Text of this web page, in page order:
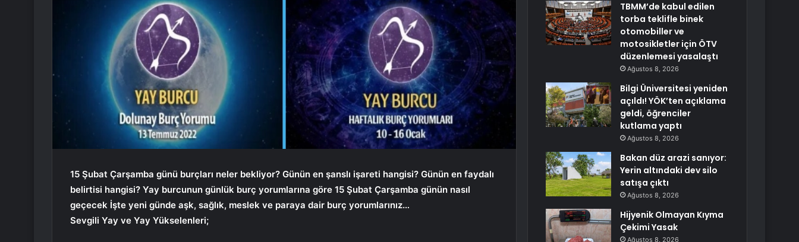
15 Şubat Çarşamba günü burçları neler bekliyor? Günün en şanslı işareti hangisi? Günün en faydalı
belirtisi hangisi? Yay burcunun günlük burç yorumlarına göre 15 Şubat Çarşamba günün nasıl
geçecek İşte yeni günde aşk, sağlık, meslek ve paraya dair burç yorumlarınız…
Sevgili Yay ve Yay Yükselenleri;
TBMM’de kabul edilen
torba teklifle binek
otomobiller ve
motosikletler için ÖTV
düzenlemesi yasalaştı
Ağustos 8, 2026
Bilgi Üniversitesi yeniden
açıldı! YÖK’ten açıklama
geldi, öğrenciler
kutlama yaptı
Ağustos 8, 2026
Bakan düz arazi sanıyor:
Yerin altındaki dev silo
satışa çıktı
Ağustos 8, 2026
Hijyenik Olmayan Kıyma
Çekimi Yasak
Ağustos 8, 2026